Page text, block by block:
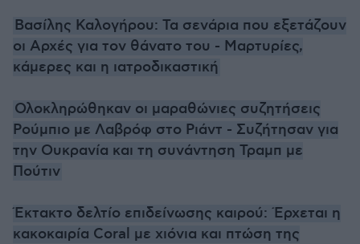
Βασίλης Καλογήρου: Τα σενάρια που εξετάζουν
οι Αρχές για τον θάνατο του - Μαρτυρίες,
κάμερες και η ιατροδικαστική
Ολοκληρώθηκαν οι μαραθώνιες συζητήσεις
Ρούμπιο με Λαβρόφ στο Ριάντ - Συζήτησαν για
την Ουκρανία και τη συνάντηση Τραμπ με
Πούτιν
Έκτακτο δελτίο επιδείνωσης καιρού: Έρχεται η
κακοκαιρία Coral με χιόνια και πτώση της